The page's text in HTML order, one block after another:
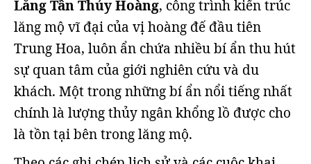
Lăng Tần Thủy Hoàng, công trình kiến trúc
lăng mộ vĩ đại của vị hoàng đế đầu tiên
Trung Hoa, luôn ẩn chứa nhiều bí ẩn thu hút
sự quan tâm của giới nghiên cứu và du
khách. Một trong những bí ẩn nổi tiếng nhất
chính là lượng thủy ngân khổng lồ được cho
là tồn tại bên trong lăng mộ.